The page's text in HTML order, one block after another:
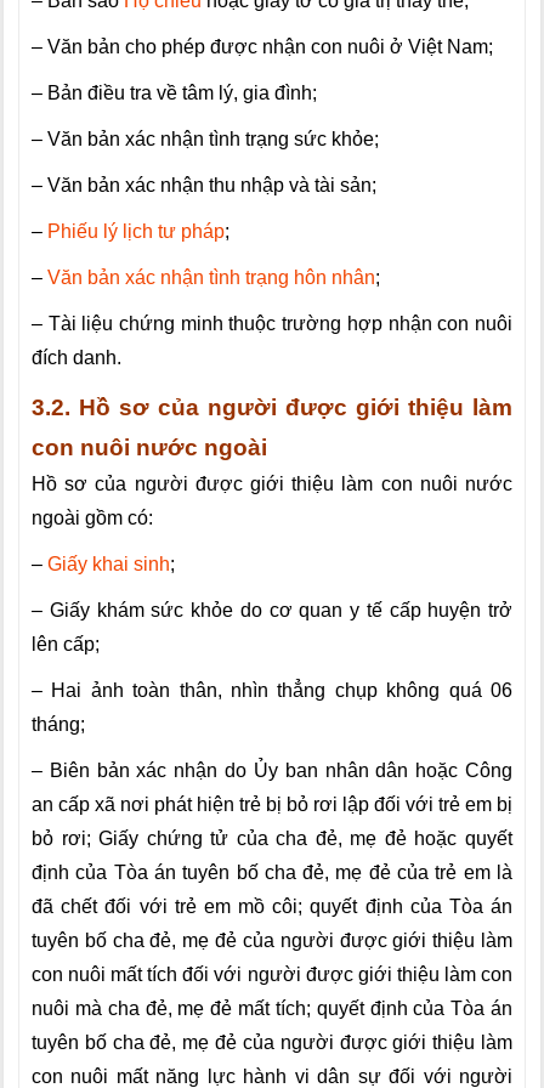
– Văn bản cho phép được nhận con nuôi ở Việt Nam;
– Bản điều tra về tâm lý, gia đình;
– Văn bản xác nhận tình trạng sức khỏe;
– Văn bản xác nhận thu nhập và tài sản;
– Phiếu lý lịch tư pháp;
– Văn bản xác nhận tình trạng hôn nhân;
– Tài liệu chứng minh thuộc trường hợp nhận con nuôi
đích danh.
3.2. Hồ sơ của người được giới thiệu làm
con nuôi nước ngoài
Hồ sơ của người được giới thiệu làm con nuôi nước
ngoài gồm có:
– Giấy khai sinh;
– Giấy khám sức khỏe do cơ quan y tế cấp huyện trở
lên cấp;
– Hai ảnh toàn thân, nhìn thẳng chụp không quá 06
tháng;
– Biên bản xác nhận do Ủy ban nhân dân hoặc Công
an cấp xã nơi phát hiện trẻ bị bỏ rơi lập đối với trẻ em bị
bỏ rơi; Giấy chứng tử của cha đẻ, mẹ đẻ hoặc quyết
định của Tòa án tuyên bố cha đẻ, mẹ đẻ của trẻ em là
đã chết đối với trẻ em mồ côi; quyết định của Tòa án
tuyên bố cha đẻ, mẹ đẻ của người được giới thiệu làm
con nuôi mất tích đối với người được giới thiệu làm con
nuôi mà cha đẻ, mẹ đẻ mất tích; quyết định của Tòa án
tuyên bố cha đẻ, mẹ đẻ của người được giới thiệu làm
con nuôi mất năng lực hành vi dân sự đối với người